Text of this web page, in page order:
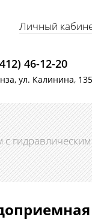
Личный
46-12-20
ул. Калинина, 135
с